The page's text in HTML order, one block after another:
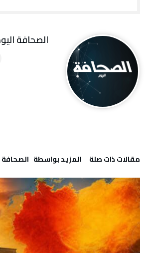
‫مقالات ذات صلة‬ ‫‫المزيد بواسطة‬ ‬ ‭ ‬الصحافة‭ ‬اليوم